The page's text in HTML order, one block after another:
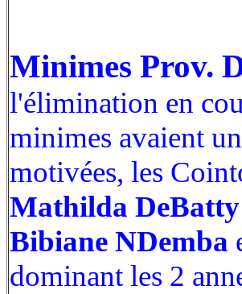
Minimes Prov.
l'élimination en
minimes avaient
motivées, les
Mathilda
Bibiane NDemba
dominant les 2